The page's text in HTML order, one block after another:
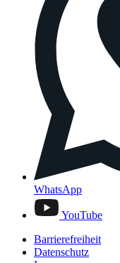
WhatsApp
YouTube
Barrierefreiheit
Datenschutz